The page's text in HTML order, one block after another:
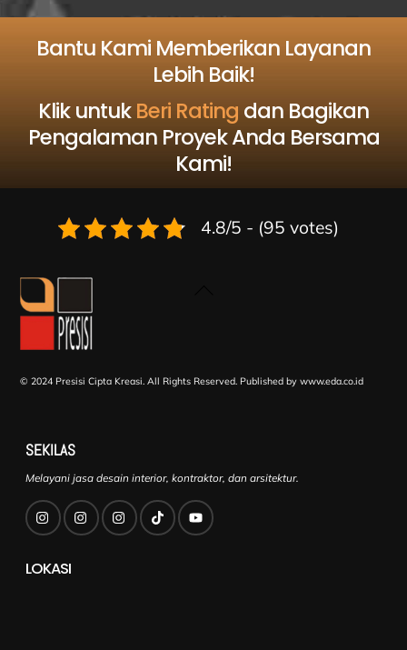
Bantu Kami Memberikan Layanan
Lebih Baik!
Klik untukBeri Rating dan Bagikan
Pengalaman Proyek Anda Bersama
Kami!
4.8/5 - (95 votes)
© 2024 Presisi Cipta Kreasi. All Rights Reserved. Published by www.eda.co.id
SEKILAS
Melayani jasa desain interior, kontraktor, dan arsitektur.
LOKASI